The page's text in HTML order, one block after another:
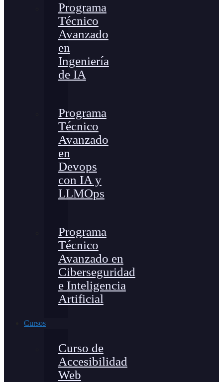
Programa
Técnico
Avanzado
en
Ingeniería
de IA
Programa
Técnico
Avanzado
en
Devops
con IA y
LLMOps
Programa
Técnico
Avanzado en
Ciberseguridad
e Inteligencia
Artificial
Cursos
Curso de
Accesibilidad
Web